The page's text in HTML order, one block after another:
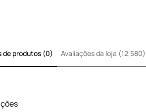
de produtos (0) Avaliações da loja (12,580)